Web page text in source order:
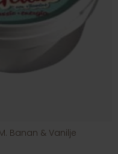
Banan & Vanilje